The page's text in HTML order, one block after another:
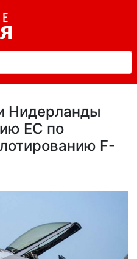
Нидерланды
ЕС по
F-